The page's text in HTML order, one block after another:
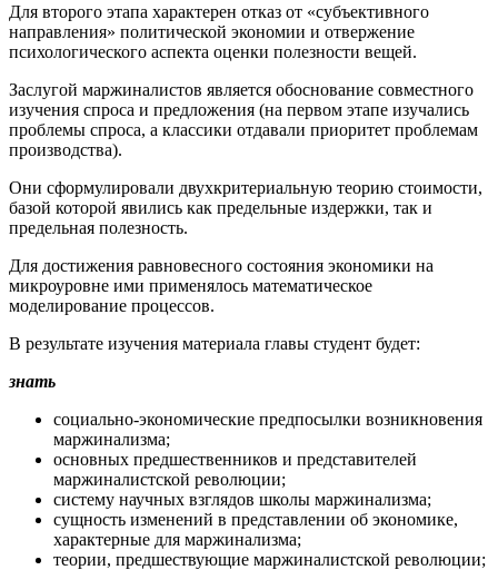
Для второго этапа характерен отказ от «субъективного
направления» политической экономии и отвержение
психологического аспекта оценки полезности вещей.
Заслугой маржиналистов является обоснование совместного
изучения спроса и предложения (на первом этапе изучались
проблемы спроса, а классики отдавали приоритет проблемам
производства).
Они сформулировали двухкритериальную теорию стоимости,
базой которой явились как предельные издержки, так и
предельная полезность.
Для достижения равновесного состояния экономики на
микроуровне ими применялось математическое
моделирование процессов.
В результате изучения материала главы студент будет:
знать
социально-экономические предпосылки возникновения
маржинализма;
основных предшественников и представителей
маржиналистской революции;
систему научных взглядов школы маржинализма;
сущность изменений в представлении об экономике,
характерные для маржинализма;
теории, предшествующие маржиналистской революции;